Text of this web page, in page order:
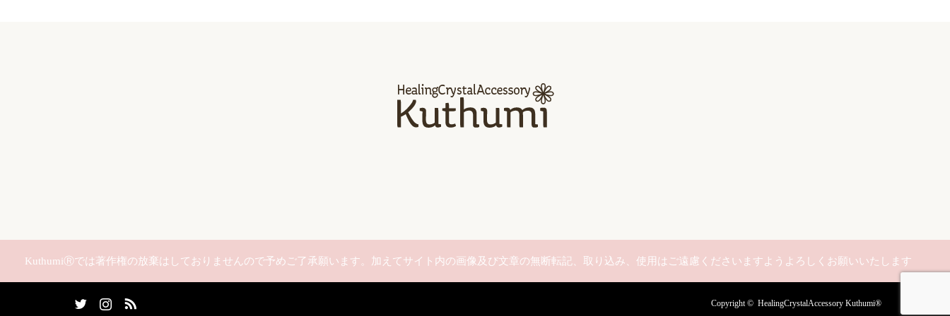
KuthumiⓇでは著作権の放棄はしておりませんので予めご了承願います。加えてサイト内の画像及び文章の無断転記、取り込み、使用はご遠慮くださいますようよろしくお願いいたします
Copyright © HealingCrystalAccessory Kuthumi®